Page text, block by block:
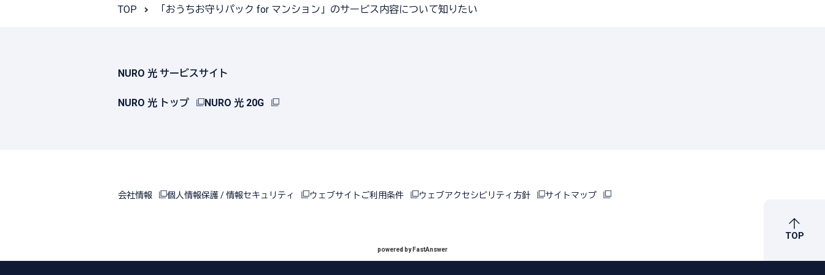
TOP 「おうちお守りパック for マンション」のサービス内容について知りたい
NURO 光 サービスサイト
NURO 光 トップ NURO 光 20G
会社情報 個人情報保護 / 情報セキュリティ ウェブサイトご利用条件 ウェブアクセシビリティ方針 サイトマップ
powered by FastAnswer
TOP